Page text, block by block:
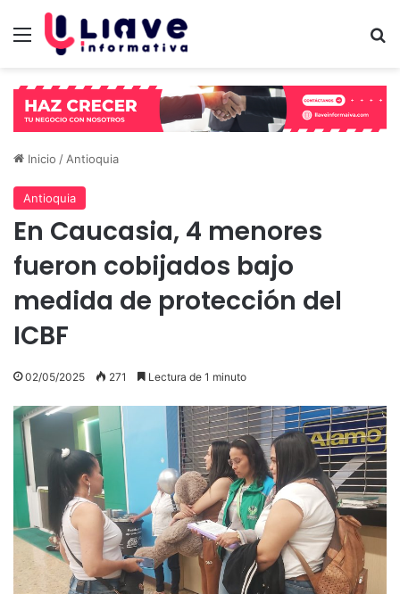
Menú
Inicio / Antioquia
Antioquia
En Caucasia, 4 menores
fueron cobijados bajo
medida de protección del
ICBF
02/05/2025 271 Lectura de 1 minuto